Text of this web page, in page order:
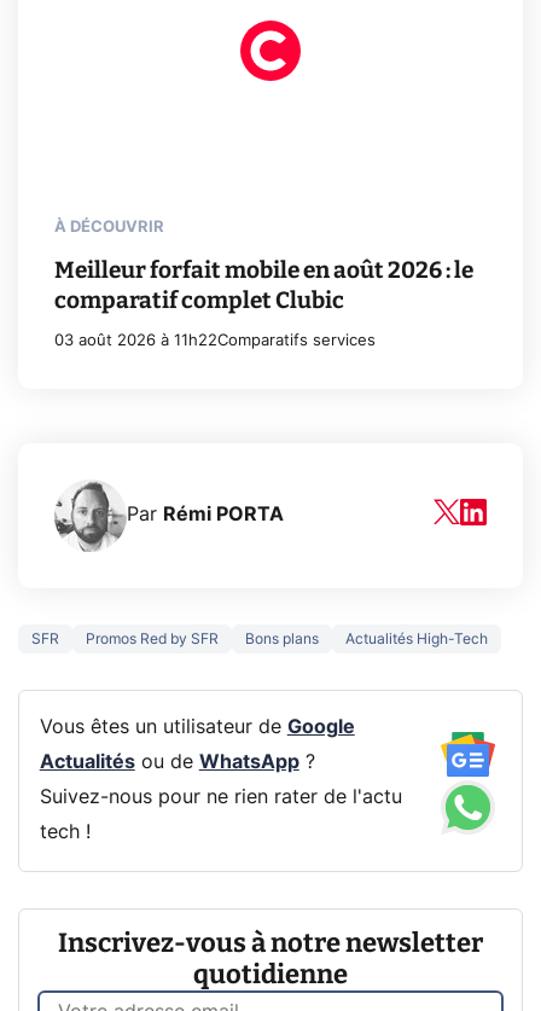
À DÉCOUVRIR
Meilleur forfait mobile en août 2026 : le
comparatif complet Clubic
03 août 2026 à 11h22Comparatifs services
Par Rémi PORTA
SFR Promos Red by SFR Bons plans Actualités High-Tech
Vous êtes un utilisateur de Google
Actualitésou de WhatsApp?
Suivez-nous pour ne rien rater de l'actu
tech !
Inscrivez-vous à notre newsletter
quotidienne